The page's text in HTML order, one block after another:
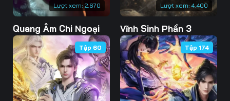
61 63
64 66
67 68 69
70 71 72
73 75
Lượt xem: 2.670
Quang Âm Chi Ngoại
Lượt xem: 4.400
Vĩnh Sinh Phần 3
Tập 60 Tập 174